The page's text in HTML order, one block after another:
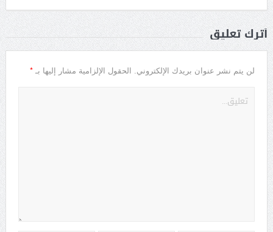
أترك تعليق
لن يتم نشر عنوان بريدك الإلكتروني. الحقول الإلزامية مشار إليها بـ *